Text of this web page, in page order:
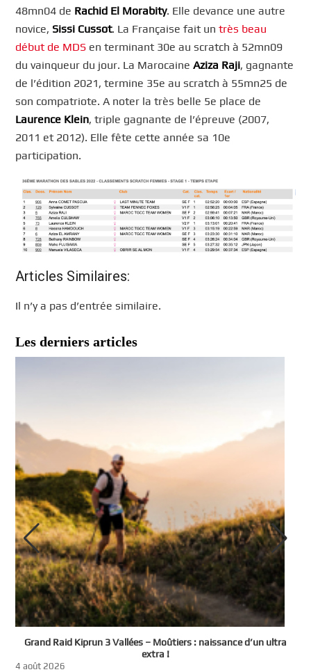
48mn04 de Rachid El Morabity. Elle devance une autre
novice, Sissi Cussot. La Française fait untrès beau
début de MDS en terminant 30e au scratch à 52mn09
du vainqueur du jour. La MarocaineAziza Raji, gagnante
de l’édition 2021, termine 35e au scratch à 55mn25 de
son compatriote. A noter la très belle 5e place de
Laurence Klein, triple gagnante de l’épreuve (2007,
2011 et 2012). Elle fête cette année sa 10e
participation.
Articles Similaires:
Il n’y a pas d’entrée similaire.
Les derniers articles
Grand Raid Kiprun 3 Vallées – Moûtiers : naissance d’un ultra
extra !
4 août 2026